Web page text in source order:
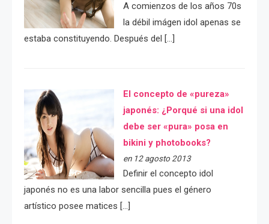
A comienzos de los años 70s
la débil imágen idol apenas se
estaba constituyendo. Después del […]
El concepto de «pureza»
japonés: ¿Porqué si una idol
debe ser «pura» posa en
bikini y photobooks?
en 12 agosto 2013
Definir el concepto idol
japonés no es una labor sencilla pues el género
artístico posee matices […]